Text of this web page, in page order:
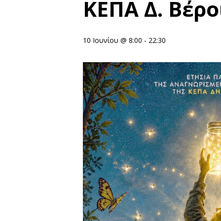
ΚΕΠΑ Δ.
10 Ιουνίου @ 8:00 - 22:30